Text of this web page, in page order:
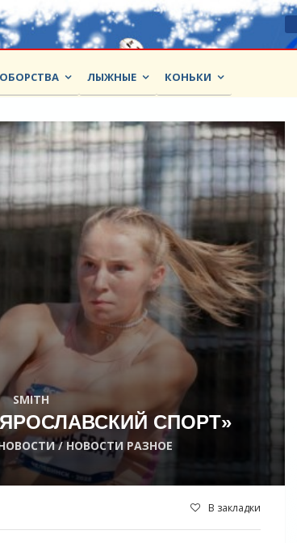
ЛЫЖНЫЕ КОНЬКИ
SMITH
СПОРТ»
/ НОВОСТИ РАЗНОЕ
В закладки